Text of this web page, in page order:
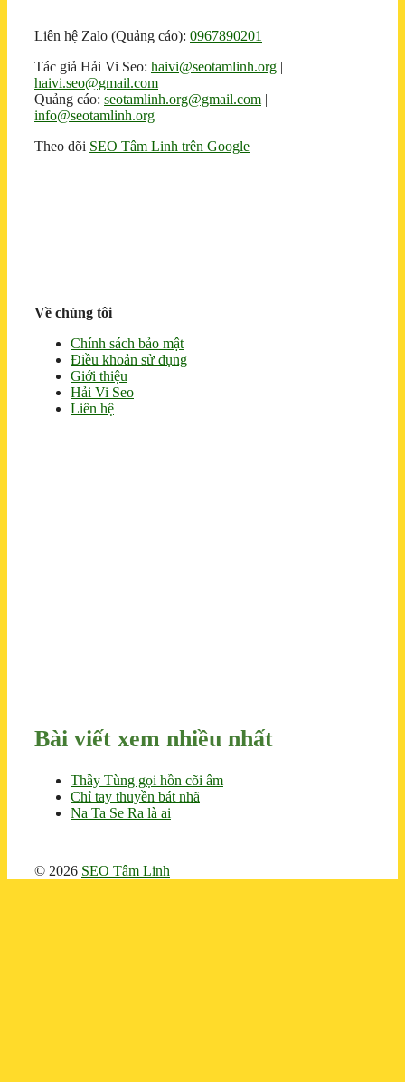
Liên hệ Zalo (Quảng cáo): 0967890201
Tác giả Hải Vi Seo: haivi@seotamlinh.org |
haivi.seo@gmail.com
Quảng cáo: seotamlinh.org@gmail.com |
info@seotamlinh.org
Theo dõi SEO Tâm Linh trên Google
Về chúng tôi
Chính sách bảo mật
Điều khoản sử dụng
Giới thiệu
Hải Vi Seo
Liên hệ
Bài viết xem nhiều nhất
Thầy Tùng gọi hồn cõi âm
Chỉ tay thuyền bát nhã
Na Ta Se Ra là ai
© 2026 SEO Tâm Linh